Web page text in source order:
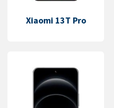
Xiaomi 13T Pro